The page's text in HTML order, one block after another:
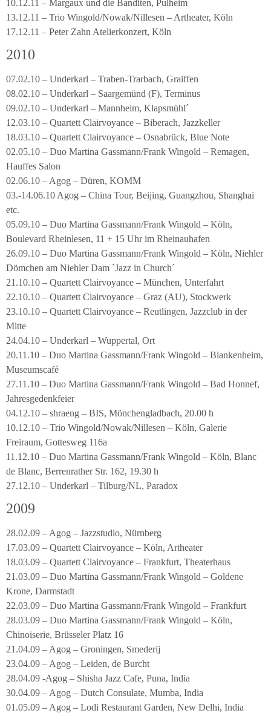
10.12.11 – Margaux und die Banditen, Pulheim
13.12.11 – Trio Wingold/Nowak/Nillesen – Artheater, Köln
17.12.11 – Peter Zahn Atelierkonzert, Köln
2010
07.02.10 – Underkarl – Traben-Trarbach, Graiffen
08.02.10 – Underkarl – Saargemünd (F), Terminus
09.02.10 – Underkarl – Mannheim, Klapsmühl´
12.03.10 – Quartett Clairvoyance – Biberach, Jazzkeller
18.03.10 – Quartett Clairvoyance – Osnabrück, Blue Note
02.05.10 – Duo Martina Gassmann/Frank Wingold – Remagen,
Hauffes Salon
02.06.10 – Agog – Düren, KOMM
03.-14.06.10 Agog – China Tour, Beijing, Guangzhou, Shanghai
etc.
05.09.10 – Duo Martina Gassmann/Frank Wingold – Köln,
Boulevard Rheinlesen, 11 + 15 Uhr im Rheinauhafen
26.09.10 – Duo Martina Gassmann/Frank Wingold – Köln, Niehler
Dömchen am Niehler Dam `Jazz in Church´
21.10.10 – Quartett Clairvoyance – München, Unterfahrt
22.10.10 – Quartett Clairvoyance – Graz (AU), Stockwerk
23.10.10 – Quartett Clairvoyance – Reutlingen, Jazzclub in der
Mitte
24.04.10 – Underkarl – Wuppertal, Ort
20.11.10 – Duo Martina Gassmann/Frank Wingold – Blankenheim,
Museumscafé
27.11.10 – Duo Martina Gassmann/Frank Wingold – Bad Honnef,
Jahresgedenkfeier
04.12.10 – shraeng – BIS, Mönchengladbach, 20.00 h
10.12.10 – Trio Wingold/Nowak/Nillesen – Köln, Galerie
Freiraum, Gottesweg 116a
11.12.10 – Duo Martina Gassmann/Frank Wingold – Köln, Blanc
de Blanc, Berrenrather Str. 162, 19.30 h
27.12.10 – Underkarl – Tilburg/NL, Paradox
2009
28.02.09 – Agog – Jazzstudio, Nürnberg
17.03.09 – Quartett Clairvoyance – Köln, Artheater
18.03.09 – Quartett Clairvoyance – Frankfurt, Theaterhaus
21.03.09 – Duo Martina Gassmann/Frank Wingold – Goldene
Krone, Darmstadt
22.03.09 – Duo Martina Gassmann/Frank Wingold – Frankfurt
28.03.09 – Duo Martina Gassmann/Frank Wingold – Köln,
Chinoiserie, Brüsseler Platz 16
21.04.09 – Agog – Groningen, Smederij
23.04.09 – Agog – Leiden, de Burcht
28.04.09 -Agog – Shisha Jazz Cafe, Puna, India
30.04.09 – Agog – Dutch Consulate, Mumba, India
01.05.09 – Agog – Lodi Restaurant Garden, New Delhi, India